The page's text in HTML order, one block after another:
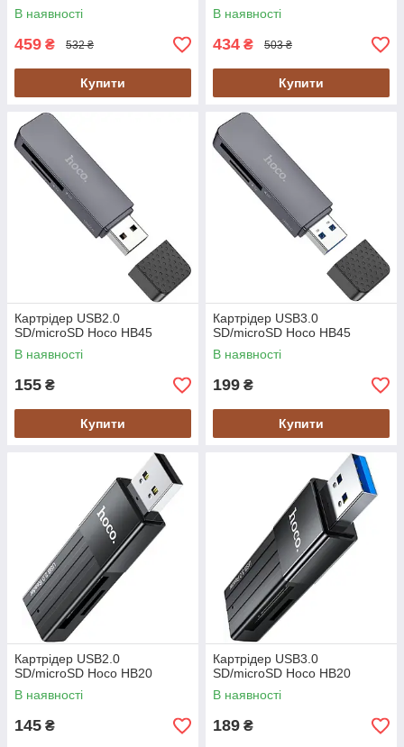
В наявності
459 ₴ 532 ₴
Купити
В наявності
434 ₴ 503 ₴
Купити
Картрідер USB2.0
SD/microSD Hoco HB45
В наявності
155 ₴
Купити
Картрідер USB3.0
SD/microSD Hoco HB45
В наявності
199 ₴
Купити
Картрідер USB2.0
SD/microSD Hoco HB20
В наявності
145 ₴
Картрідер USB3.0
SD/microSD Hoco HB20
В наявності
189 ₴